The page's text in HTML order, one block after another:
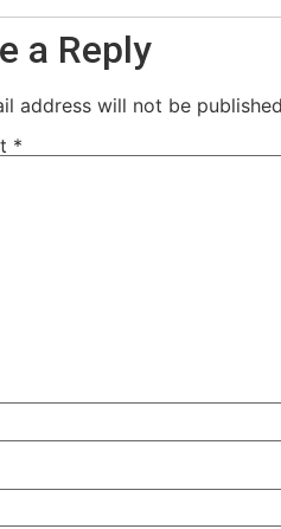
a Reply
address will not be
*